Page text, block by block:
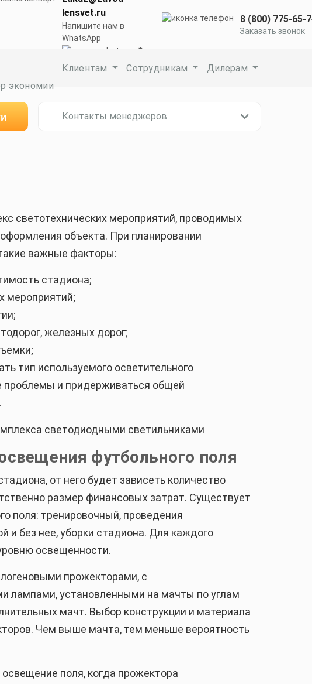
lensvet.ru
Напишите нам в
WhatsApp
8 (800) 775-65-
Заказать звонок
экономии
Клиентам Сотрудникам Дилерам
Контакты менеджеров
светотехнических мероприятий, проводимых
объекта. При планировании
важные факторы:
стадиона;
мероприятий;
железных дорог;
тип используемого осветительного
проблемы и придерживаться общей
футбольного поля
от него будет зависеть количество
размер финансовых затрат. Существует
поля: тренировочный, проведения
и без нее, уборки стадиона. Для каждого
освещенности.
прожекторами, с
лампами, установленными на мачты по углам
мачт. Выбор конструкции и материала
Чем выше мачта, тем меньше вероятность
поля, когда прожектора